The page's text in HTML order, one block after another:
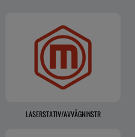
LASERSTATIV/AVVÄGNINSTR